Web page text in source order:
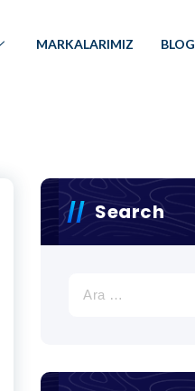
MARKALARIMIZ BLOG
Search